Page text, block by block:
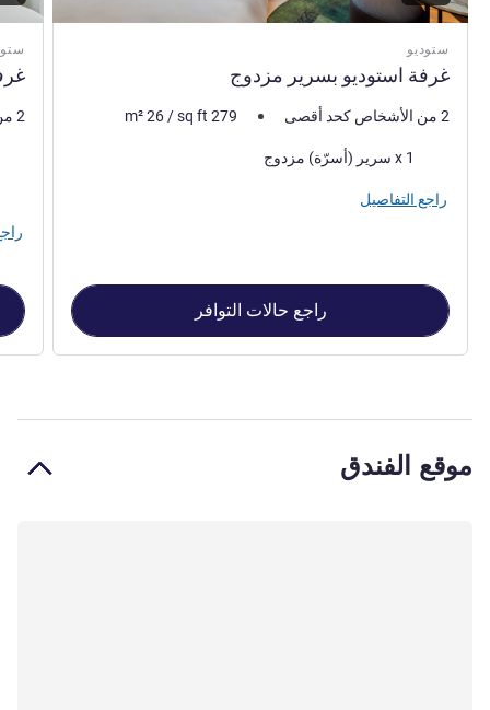
ستوديو
غرفة استوديو بسرير مزدوج
2 من الأشخاص كحد أقصى m²26/sq ft 279
فرش السرير
1 x سرير (أسرّة) مزدوج
راجع التفاصيل
راجع حالات التوافر
2 من الأشخاص كحد أقصى
موقع الفندق